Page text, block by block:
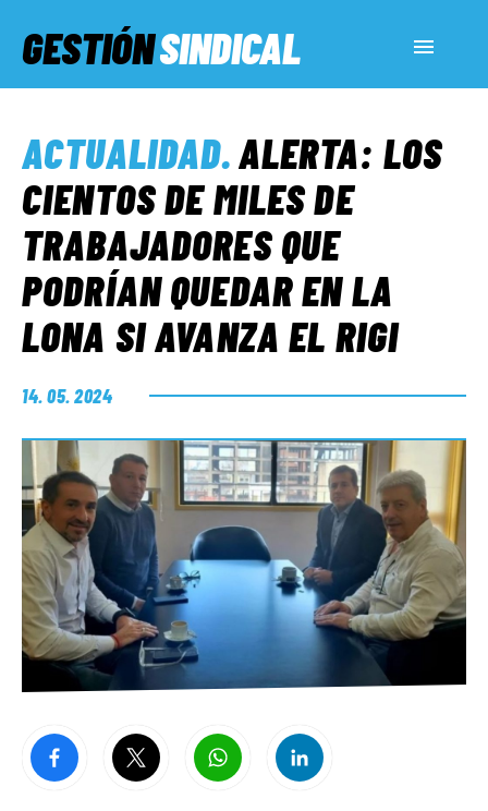
GESTIÓNSINDICAL
SERVICIOS SOCIALES
INFORMES ESPECIALES
FUERA DE MEGÁFONO
EL LADO «G»
ACTUALIDAD.ALERTA: LOS
CIENTOS DE MILES DE
TRABAJADORES QUE
PODRÍAN QUEDAR EN LA
LONA SI AVANZA EL RIGI
14. 05. 2024